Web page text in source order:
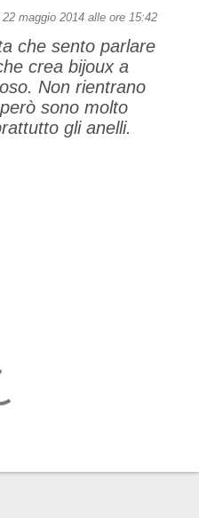
22 maggio 2014 alle ore 15:42
che sento parlare
crea bijoux a
Non rientrano
sono molto
gli anelli.